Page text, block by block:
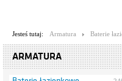
Jesteś tutaj: Armatura Baterie
ARMATURA